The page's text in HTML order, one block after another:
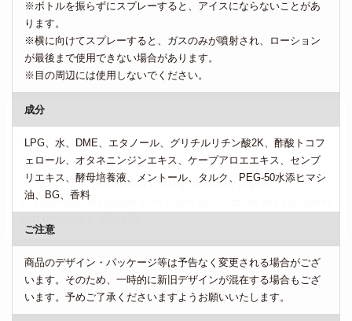
※ボトルを振らずにスプレーすると、アイスにならないことがあ
ります。
※横に向けてスプレーすると、ガスのみが噴射され、ローション
が最後まで使用できない場合があります。
※目の周辺には使用しないでください。
成分
LPG、水、DME、エタノール、グリチルリチン酸2K、酢酸トコフ
ェロール、オタネニンジンエキス、ケープアロエエキス、センブ
リエキス、酵母培養液、メントール、タルク、PEG-50水添ヒマシ
油、BG、香料
ご注意
商品のデザイン・パッケージ等は予告なく変更される場合がござ
います。そのため、一時的に新旧デザインが混在する場合もござ
います。予めご了承くださいますようお願いいたします。